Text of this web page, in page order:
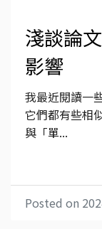
淺談論
影響
我最近閱讀一
它們都有些相
與「單...
Posted on